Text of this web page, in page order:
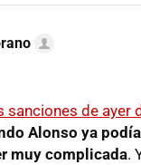
sanciones de ayer
Alonso ya
muy complicada.